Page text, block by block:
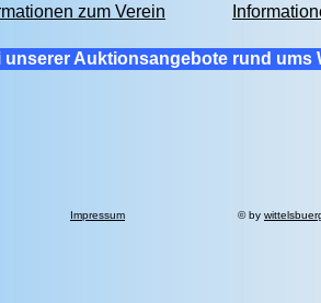
zum Verein
unserer Auktionsangebote rund ums
Impressum © by